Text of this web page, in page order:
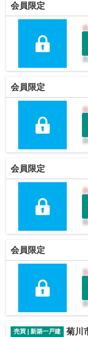
会員限定
会員限定
会員限定
会員限定
売買 | 新築一戸建 菊川